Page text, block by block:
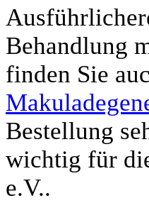
Behandlung
finden Sie
Bestellung
wichtig für
e.V..